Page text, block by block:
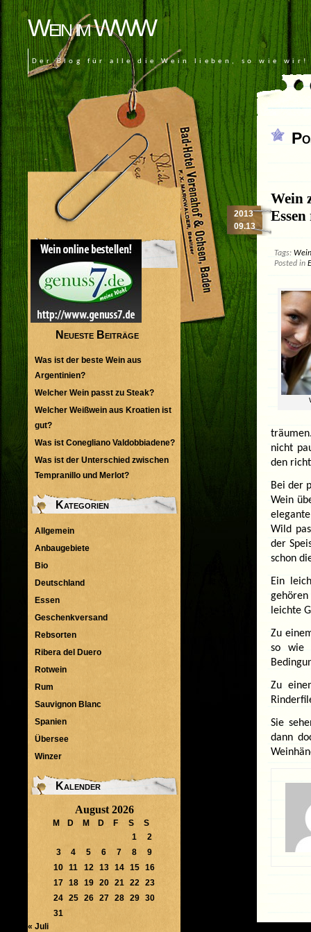
Wein im WWW
Der Blog für alle die Wein lieben, so wie wir!
Wein
2013
09.13
Tags:
Posted in
nicht
den
Bei der
Wein
Wild
der
schon
Ein
leichte
Zu
so wie
Zu
Sie
dann
Neueste Beiträge
Was ist der beste Wein aus
Argentinien?
Welcher Wein passt zu Steak?
Welcher Weißwein aus Kroatien ist
gut?
Was ist Conegliano Valdobbiadene?
Was ist der Unterschied zwischen
Tempranillo und Merlot?
Kategorien
Allgemein
Anbaugebiete
Bio
Deutschland
Essen
Geschenkversand
Rebsorten
Ribera del Duero
Rotwein
Rum
Sauvignon Blanc
Spanien
Übersee
Winzer
Kalender
August 2026
M D M D F S
S
1
2
3
4 5 6 7 8
9
10 11 12 13 14 15
16
17 18 19 20 21 22
23
24 25 26 27 28 29
30
31
« Juli